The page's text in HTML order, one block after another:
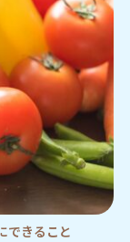
できること